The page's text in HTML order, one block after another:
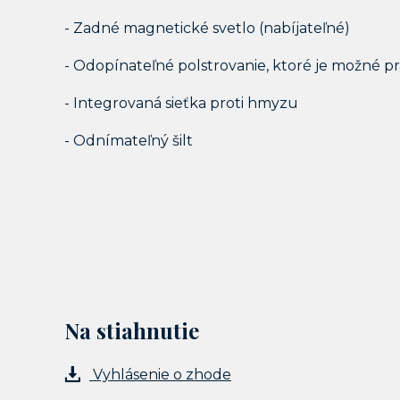
- Zadné magnetické svetlo (nabíjateľné)
- Odopínateľné polstrovanie, ktoré je možné
- Integrovaná sieťka proti hmyzu
- Odnímateľný šilt
Na stiahnutie
Vyhlásenie o zhode